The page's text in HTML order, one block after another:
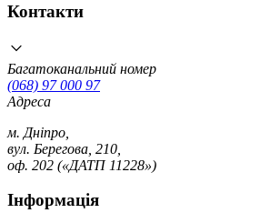
Контакти
Багатоканальний номер
(068) 97 000 97
Адреса
м. Дніпро,
вул. Берегова, 210,
оф. 202 («ДАТП 11228»)
Інформація